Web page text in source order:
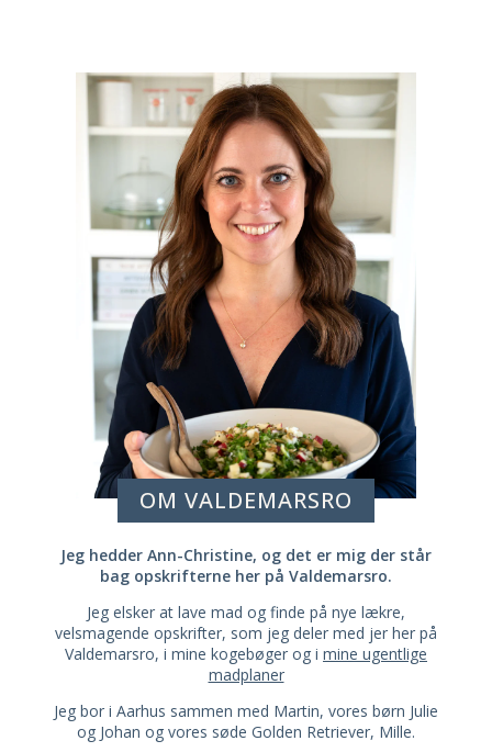
OM VALDEMARSRO
Jeg hedder Ann-Christine, og det er mig der står
bag opskrifterne her på Valdemarsro.
Jeg elsker at lave mad og finde på nye lækre,
velsmagende opskrifter, som jeg deler med jer her på
Valdemarsro, i mine kogebøger og i mine ugentlige
madplaner
Jeg bor i Aarhus sammen med Martin, vores børn Julie
og Johan og vores søde Golden Retriever, Mille.